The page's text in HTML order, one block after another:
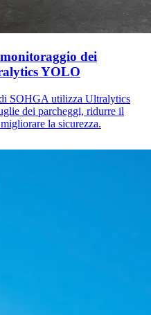
dei
YOLO
SOHGA utilizza Ultralytics
dei parcheggi, ridurre il
la sicurezza.